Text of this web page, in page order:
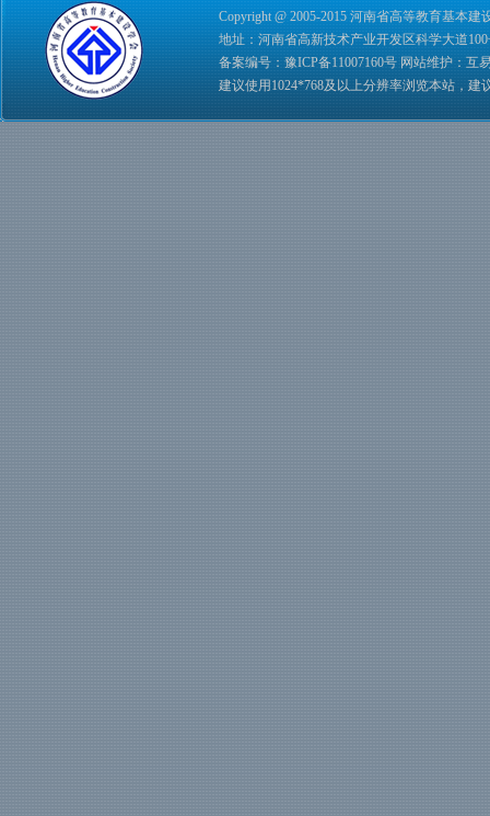
Copyright @ 2005-2015 河南省高等教育基本建
地址：河南省高新技术产业开发区科学大道100
备案编号： 豫ICP备11007160号 网站维护： 互
建议使用1024*768及以上分辨率浏览本站，建